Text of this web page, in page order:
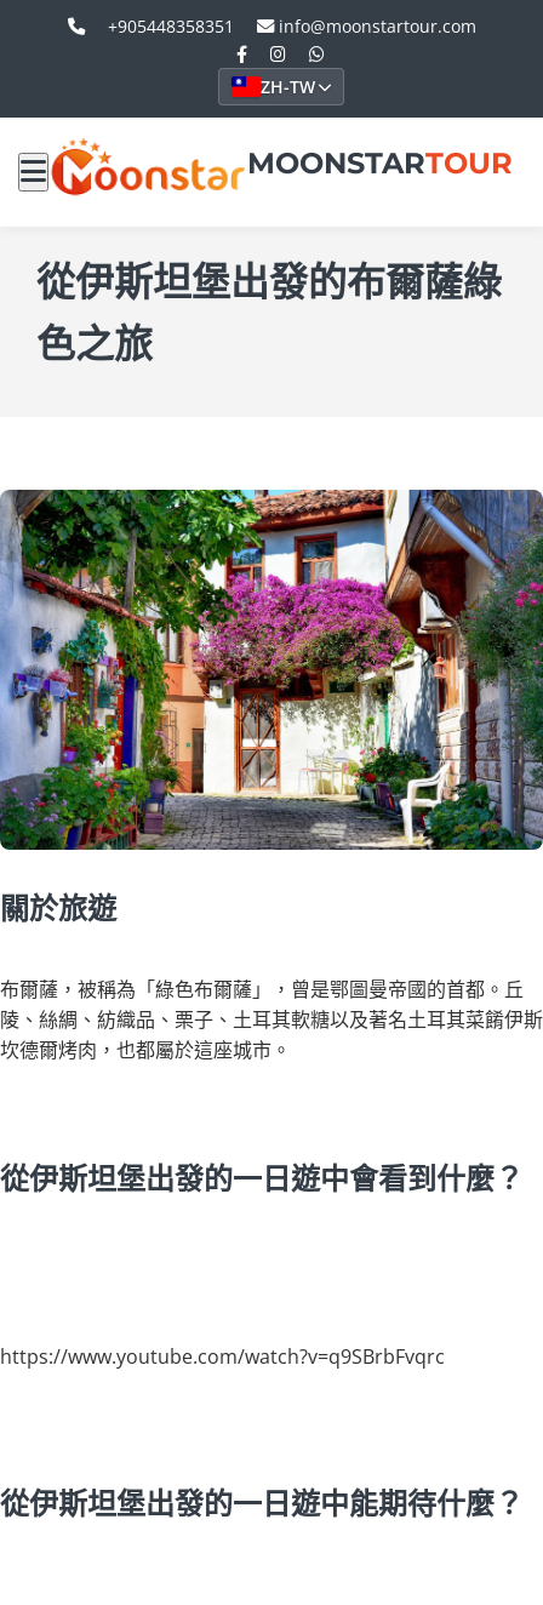
+905448358351 info@moonstartour.com
ZH-TW
MOONSTARTOUR
從伊斯坦堡出發的布爾薩綠
色之旅
關於旅遊
布爾薩，被稱為「綠色布爾薩」，曾是鄂圖曼帝國的首都。丘
陵、絲綢、紡織品、栗子、土耳其軟糖以及著名土耳其菜餚伊斯
坎德爾烤肉，也都屬於這座城市。
從伊斯坦堡出發的一日遊中會看到什麼？
https://www.youtube.com/watch?v=q9SBrbFvqrc
從伊斯坦堡出發的一日遊中能期待什麼？